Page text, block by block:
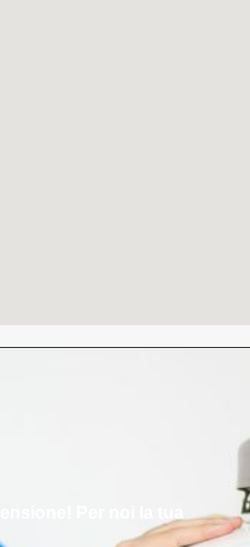
Per noi la tua